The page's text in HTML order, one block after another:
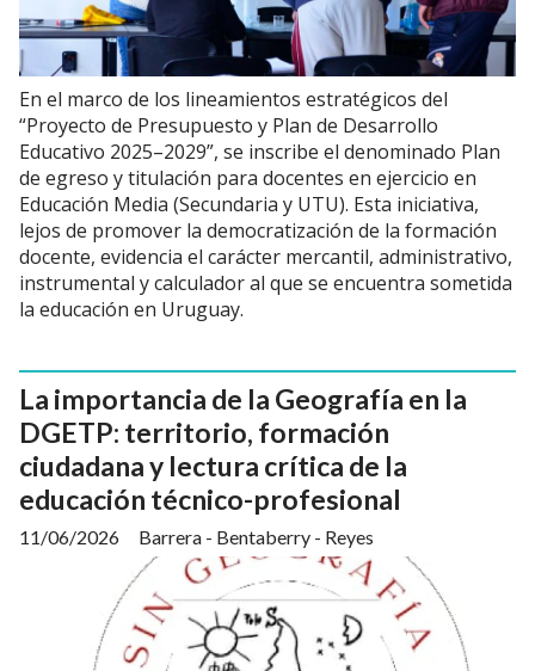
En el marco de los lineamientos estratégicos del
“Proyecto de Presupuesto y Plan de Desarrollo
Educativo 2025–2029”, se inscribe el denominado Plan
de egreso y titulación para docentes en ejercicio en
Educación Media (Secundaria y UTU). Esta iniciativa,
lejos de promover la democratización de la formación
docente, evidencia el carácter mercantil, administrativo,
instrumental y calculador al que se encuentra sometida
la educación en Uruguay.
La importancia de la Geografía en la
DGETP: territorio, formación
ciudadana y lectura crítica de la
educación técnico-profesional
Barrera - Bentaberry - Reyes
11/06/2026